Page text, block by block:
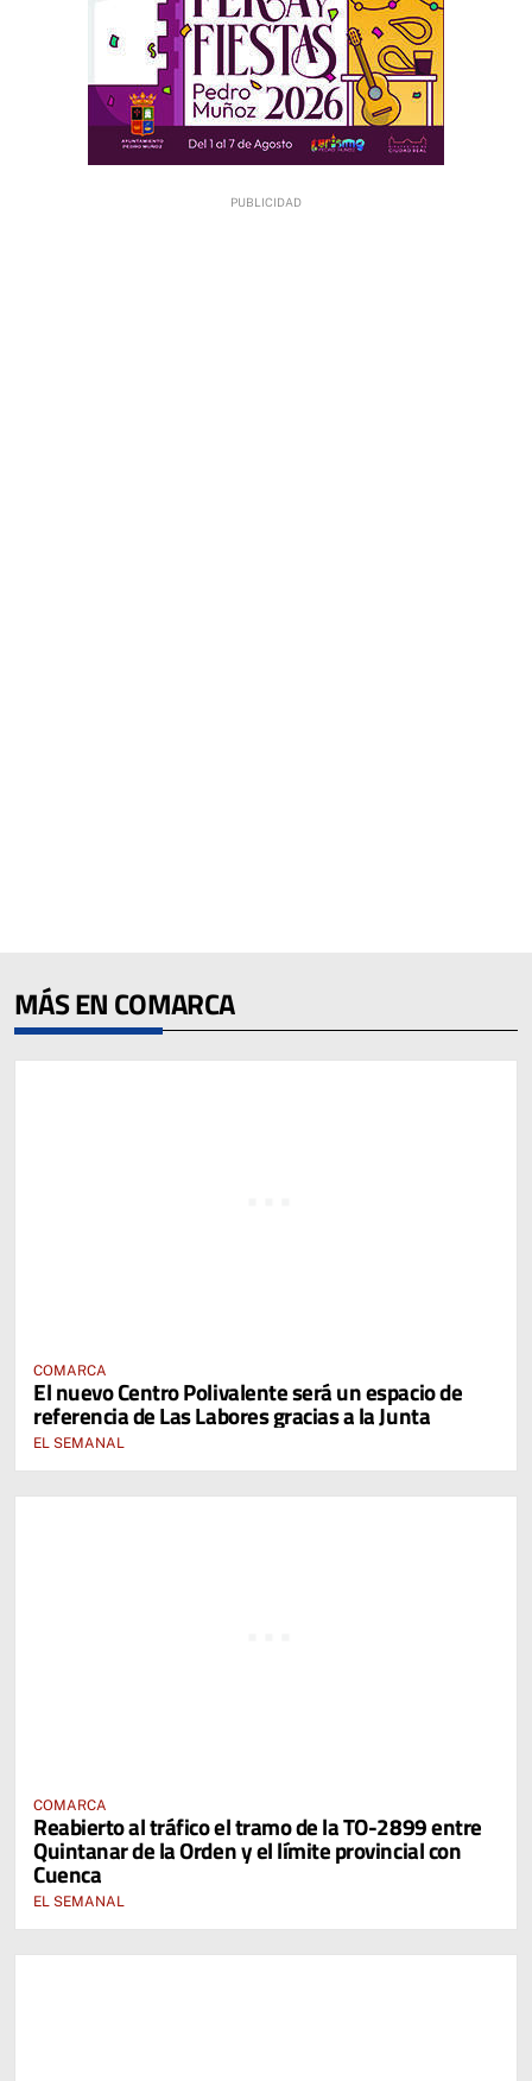
MÁS EN COMARCA
COMARCA
El nuevo Centro Polivalente será un espacio de
referencia de Las Labores gracias a la Junta
EL SEMANAL
COMARCA
Reabierto al tráfico el tramo de la TO-2899 entre
Quintanar de la Orden y el límite provincial con
Cuenca
EL SEMANAL